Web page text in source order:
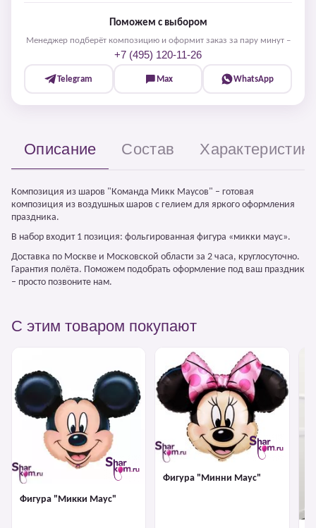
Поможем с выбором
Менеджер подберёт композицию и оформит заказ за пару минут –
+7 (495) 120-11-26
Telegram Max WhatsApp
Описание Состав
Композиция из шаров "Команда Микк Маусов" – готовая
композиция из воздушных шаров с гелием для яркого оформления
праздника.
В набор входит 1 позиция: фольгированная фигура «микки маус».
Доставка по Москве и Московской области за 2 часа, круглосуточно.
Гарантия полёта. Поможем подобрать оформление под ваш праздник
– просто позвоните нам.
С этим товаром покупают
Фигура "Микки Маус"
Фигура "Минни Маус"